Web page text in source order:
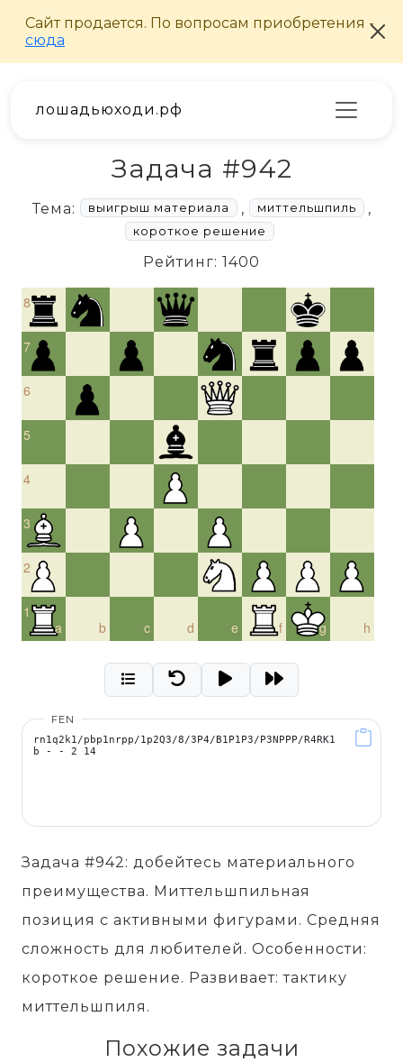
лошадьюходи.рф
Задача #942
Тема: выигрыш материала , миттельшпиль ,
короткое решение
Рейтинг: 1400
8
7
6
5
4
3
2
a
1
b
c d e f g h
FEN
Задача #942: добейтесь материального
преимущества. Миттельшпильная
позиция с активными фигурами. Средняя
сложность для любителей. Особенности:
короткое решение. Развивает: тактику
миттельшпиля.
Похожие задачи